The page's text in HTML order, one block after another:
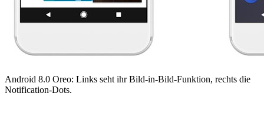
Android 8.0 Oreo: Links seht ihr Bild-in-Bild-Funktion, rechts die
Notification-Dots.